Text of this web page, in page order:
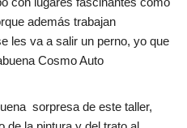
además trabajan
les va a salir un perno, yo que
Cosmo Auto
sorpresa de este taller,